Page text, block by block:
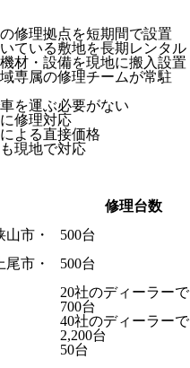
修理拠点を短期間で設置
ている敷地を長期レンタル
材・設備を現地に搬入設置
専属の修理チームが常駐
を運ぶ必要がない
修理対応
よる直接価格
現地で対応
修理台数
市・
500台
市・
500台
20社のディーラーで
700台
40社のディーラーで
2,200台
50台